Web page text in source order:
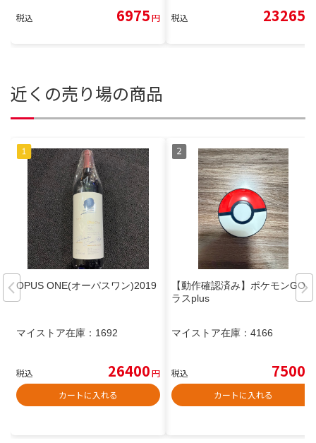
税込 6975円 税込 23265
近くの売り場の商品
OPUS ONE(オーパスワン)2019
マイストア在庫： 1692
税込 26400円
カートに入れる
【動作確認済み】ポケモンGOプ
ラスplus
マイストア在庫： 4166
税込 7500
カートに入れる